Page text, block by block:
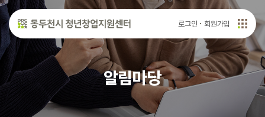
로그인 회원가입
알림마당